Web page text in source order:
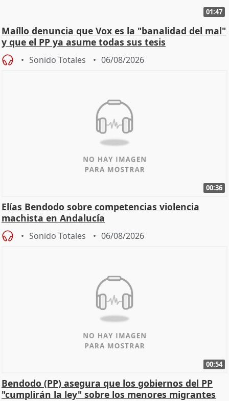
01:47
Maíllo denuncia que Vox es la "banalidad del mal"
y que el PP ya asume todas sus tesis
Sonido Totales 06/08/2026
00:36
Elías Bendodo sobre competencias violencia
machista en Andalucía
Sonido Totales 06/08/2026
00:54
Bendodo (PP) asegura que los gobiernos del PP
"cumplirán la ley" sobre los menores migrantes